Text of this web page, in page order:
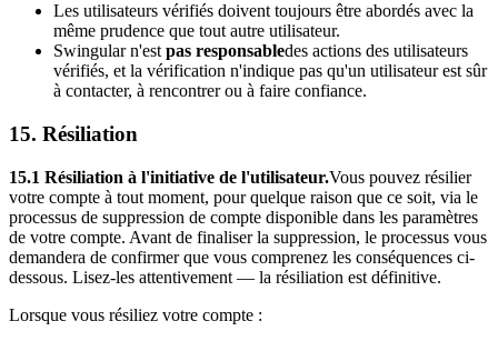
Les utilisateurs vérifiés doivent toujours être abordés avec la
même prudence que tout autre utilisateur.
Swingular n'estpas responsabledes actions des utilisateurs
vérifiés, et la vérification n'indique pas qu'un utilisateur est sûr
à contacter, à rencontrer ou à faire confiance.
15. Résiliation
15.1 Résiliation à l'initiative de l'utilisateur.Vous pouvez résilier
votre compte à tout moment, pour quelque raison que ce soit, via le
processus de suppression de compte disponible dans les paramètres
de votre compte. Avant de finaliser la suppression, le processus vous
demandera de confirmer que vous comprenez les conséquences ci-
dessous. Lisez-les attentivement — la résiliation est définitive.
Lorsque vous résiliez votre compte :